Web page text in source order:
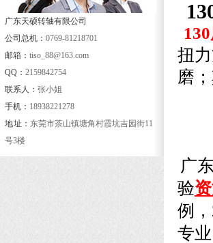
广东天硕转轴有限公司
公司总机： 0769-81218701
邮箱： tiso_88@163.com
QQ： 2159842754
联系人： 张小姐
手机： 18938221278
地 址： 东莞市茶山镇塘角村霞坑吉园街11
号3楼
扭
磨
广
验
例
专